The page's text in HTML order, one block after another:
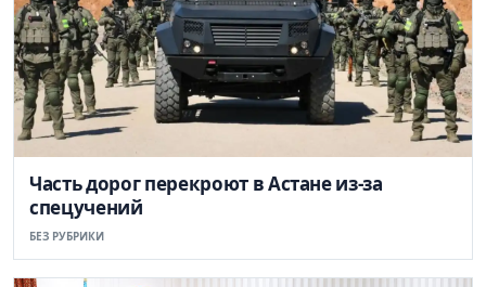
Часть дорог перекроют в Астане из-за
спецучений
БЕЗ РУБРИКИ